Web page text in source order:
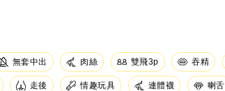
無套中出 肉絲 雙飛3p 吞精
走後 情趣玩具 連體襪 喇舌